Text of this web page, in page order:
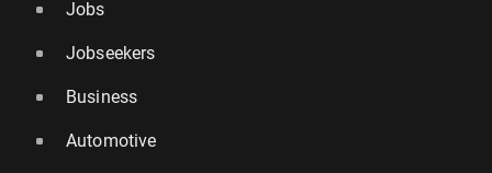
Jobs
Jobseekers
Business
Automotive